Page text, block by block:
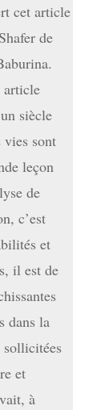
cet article
de
article
siècle
vies sont
leçon
de
c’est
et
il est de
dans la
sollicitées
et
à